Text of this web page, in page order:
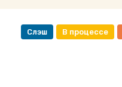
Слэш В процессе